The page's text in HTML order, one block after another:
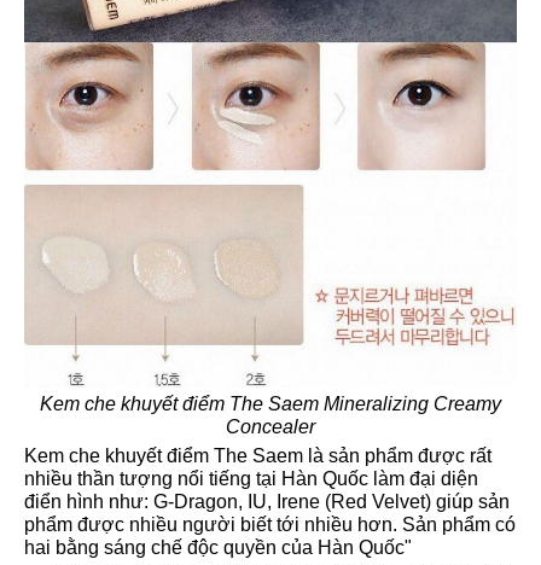
Kem che khuyết điểm The Saem Mineralizing Creamy
Concealer
Kem che khuyết điểm The Saem là sản phẩm được rất
nhiều thần tượng nổi tiếng tại Hàn Quốc làm đại diện
điển hình như: G-Dragon, IU, Irene (Red Velvet) giúp sản
phẩm được nhiều người biết tới nhiều hơn. Sản phẩm có
hai bằng sáng chế độc quyền của Hàn Quốc"